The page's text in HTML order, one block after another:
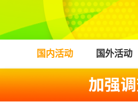
国内活动 国外活动